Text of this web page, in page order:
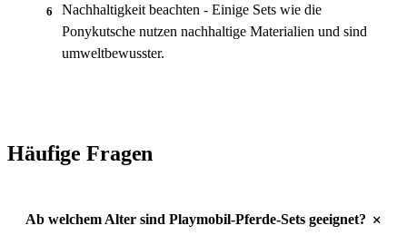
6
Nachhaltigkeit beachten - Einige Sets wie die
Ponykutsche nutzen nachhaltige Materialien und sind
umweltbewusster.
Häufige Fragen
Ab welchem Alter sind Playmobil-Pferde-Sets geeignet? +